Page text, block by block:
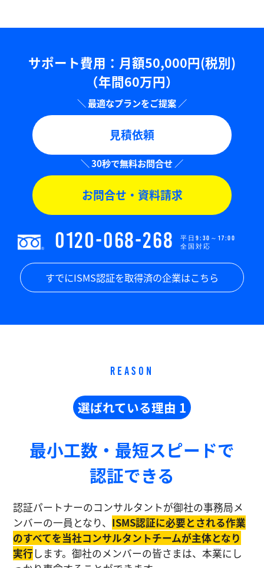
サポート費用：⽉額50,000円(税別)
（年間60万円）
見積依頼
お問合せ・資料請求
0120-068-268
平日9:30～17:00
全国対応
すでにISMS認証を取得済の企業はこちら
REASON
選ばれている理由 1
最小工数・最短スピードで
認証できる
認証パートナーのコンサルタントが御社の事務局メ
ンバーの一員となり、 ISMS認証に必要とされる作業
のすべてを当社コンサルタントチームが主体となり
実⾏ します。御社のメンバーの皆さまは、本業にし